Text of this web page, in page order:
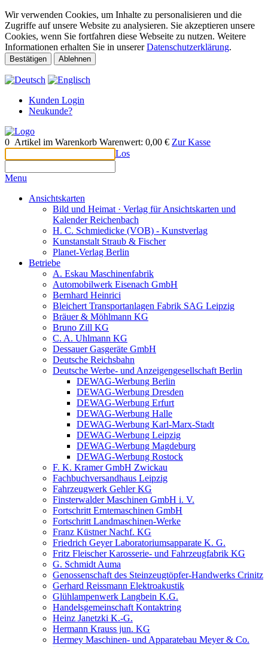
Wir verwenden Cookies, um Inhalte zu personalisieren und die
Zugriffe auf unsere Website zu analysieren. Sie akzeptieren unsere
Cookies, wenn Sie fortfahren diese Webseite zu nutzen. Weitere
Informationen erhalten Sie in unsererDatenschutzerklärung.
Bestätigen Ablehnen
Kunden Login
Neukunde?
0 Artikel im Warenkorb Warenwert: 0,00 € Zur Kasse
Los
Menu
Ansichtskarten
Bild und Heimat · Verlag für Ansichtskarten und
Kalender Reichenbach
H. C. Schmiedicke (VOB) - Kunstverlag
Kunstanstalt Straub & Fischer
Planet-Verlag Berlin
Betriebe
A. Eskau Maschinenfabrik
Automobilwerk Eisenach GmbH
Bernhard Heinrici
Bleichert Transportanlagen Fabrik SAG Leipzig
Bräuer & Möhlmann KG
Bruno Zill KG
C. A. Uhlmann KG
Dessauer Gasgeräte GmbH
Deutsche Reichsbahn
Deutsche Werbe- und Anzeigengesellschaft Berlin
DEWAG-Werbung Berlin
DEWAG-Werbung Dresden
DEWAG-Werbung Erfurt
DEWAG-Werbung Halle
DEWAG-Werbung Karl-Marx-Stadt
DEWAG-Werbung Leipzig
DEWAG-Werbung Magdeburg
DEWAG-Werbung Rostock
F. K. Kramer GmbH Zwickau
Fachbuchversandhaus Leipzig
Fahrzeugwerk Gehler KG
Finsterwalder Maschinen GmbH i. V.
Fortschritt Erntemaschinen GmbH
Fortschritt Landmaschinen-Werke
Franz Küstner Nachf. KG
Friedrich Geyer Laboratoriumsapparate K. G.
Fritz Fleischer Karosserie- und Fahrzeugfabrik KG
G. Schmidt Auma
Genossenschaft des Steinzeugtöpfer-Handwerks Crinitz
Gerhard Reissmann Elektroakustik
Glühlampenwerk Langbein K.G.
Handelsgemeinschaft Kontaktring
Heinz Janetzki K.-G.
Hermann Krauss jun. KG
Hermey Maschinen- und Apparatebau Meyer & Co.